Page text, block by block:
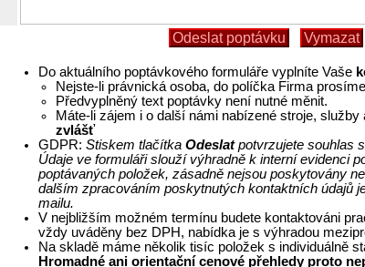
Do aktuálního poptávkového formuláře vyplníte Vaše
Nejste-li právnická osoba, do políčka Firma
Předvyplněný text poptávky není nutné měnit.
Máte-li zájem i o další námi nabízené stroje,
zvlášť
GDPR: Stiskem tlačítka Odeslatpotvrzujete souhlas
Údaje ve formuláři slouží výhradně k interní evidenci
poptávaných položek, zásadně nejsou poskytovány
dalším zpracováním poskytnutých kontaktních údajů
mailu.
V nejbližším možném termínu budete kontaktováni
vždy uváděny bez DPH, nabídka je s výhradou
Na skladě máme několik tisíc položek s individuálně
Hromadné ani orientační cenové přehledy proto